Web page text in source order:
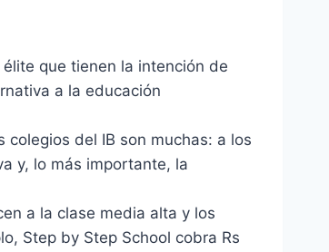
que tienen la intención de
a la educación
colegios del IB son muchas: a los
y, lo más importante, la
a la clase media alta y los
Step by Step School cobra Rs